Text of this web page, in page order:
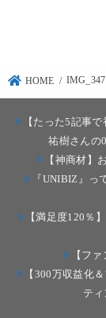
HOME
【たった5記事
祐樹さんの
【神商材】
『UNIBIZ』っ
【満足度120％
【フ
【300万収益化
テ